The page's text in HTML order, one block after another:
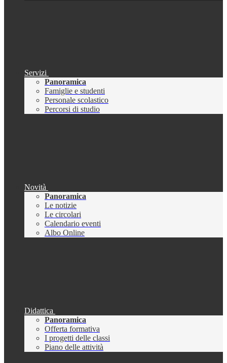
Servizi
Panoramica
Famiglie e studenti
Personale scolastico
Percorsi di studio
Novità
Panoramica
Le notizie
Le circolari
Calendario eventi
Albo Online
Didattica
Panoramica
Offerta formativa
I progetti delle classi
Piano delle attività